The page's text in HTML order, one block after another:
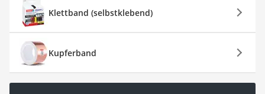
Klettband (selbstklebend)
Kupferband